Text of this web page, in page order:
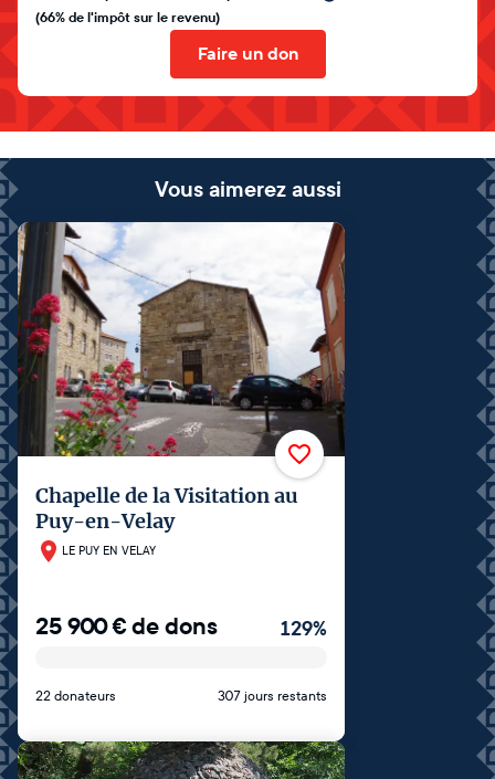
(66% de l'impôt sur le revenu)
Faire un don
Vous aimerez aussi
Chapelle de la Visitation au
Puy-en-Velay
LE PUY EN VELAY
25 900€de dons 129%
22 donateurs 307 jours restants